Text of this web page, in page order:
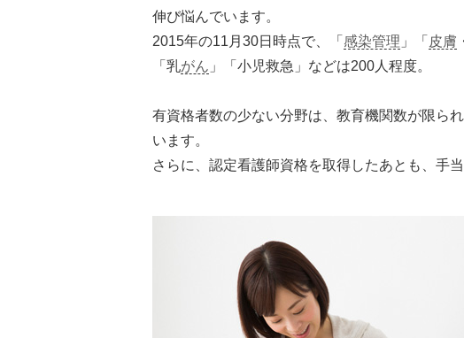
伸び悩んでいます。
2015年の11月30日時点で、「 感染管理 」「 皮膚
「乳がん 」「小児救急」などは200人程度。
有資格者数の少ない分野は、教育機関数が限ら
います。
さらに、認定看護師資格を取得したあとも、手